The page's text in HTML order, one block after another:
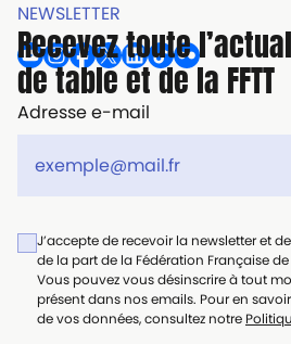
NEWSLETTER
Recevez toute
de table et de la FFTT
Adresse e-mail
J’accepte de recevoir la newsletter et
de la part de la Fédération Française de
Vous pouvez vous désinscrire à tout
présent dans nos emails. Pour en
de vos données, consultez notre